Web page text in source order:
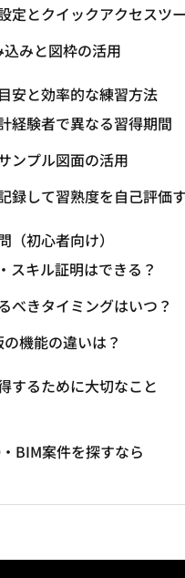
定とクイックアクセスツ
みと図枠の活用
安と効率的な練習方法
経験者で異なる習得期間
ンプル図面の活用
録して習熟度を自己評価
初心者向け）
スキル証明はできる？
べきタイミングはいつ？
機能の違いは？
するために大切なこと
BIM案件を探すなら